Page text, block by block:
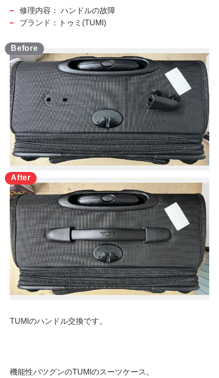
修理内容：
ハンドルの故障
ブランド：トゥミ(TUMI)
TUMIのハンドル交換です。
機能性バツグンのTUMIのスーツケース。